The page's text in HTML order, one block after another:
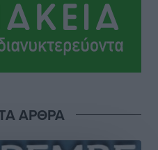
τον πρωτογενή τομέα»
ΑΡΘΡΑ